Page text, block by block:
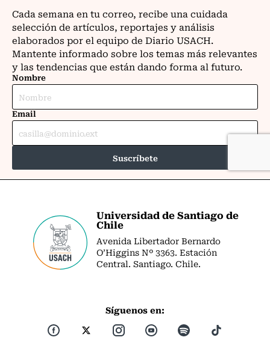
Universidad de Santiago de
Chile
Avenida Libertador Bernardo
O’Higgins Nº 3363. Estación
Central. Santiago. Chile.
Síguenos en: